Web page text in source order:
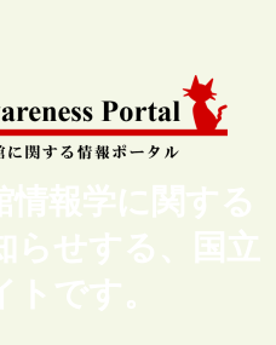
情報学に関する
らせする、国立
です。